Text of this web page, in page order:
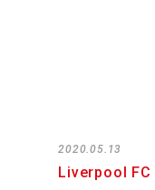
2020.05.13
Liverpool FC